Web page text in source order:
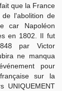
que la France
l'abolition de
car Napoléon
en 1802. Il fut
par Victor
ne manqua
pour
sur la
UNIQUEMENT